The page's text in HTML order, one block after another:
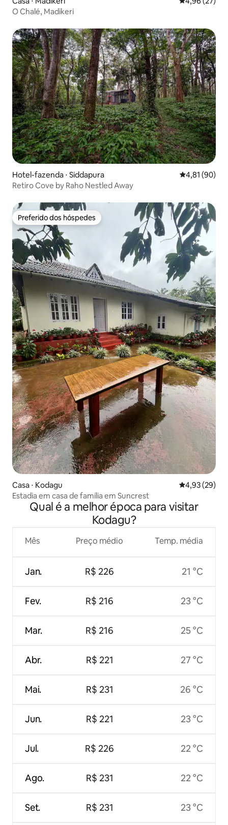
O Chalé, Madikeri
Hotel-fazenda ⋅ Siddapura 4,81 de uma
4,81 (90)
Retiro Cove by Raho Nestled Away
Preferido dos hóspedes
Preferido dos hóspedes
Casa ⋅ Kodagu 4,93 de uma
4,93 (29)
Estadia em casa de família em Suncrest
Qual é a melhor época para visitar
Kodagu?
Mês
Jan.
Fev.
Mar.
Abr.
Mai.
Jun.
Jul.
Ago.
Set.
Preço médio
R$ 226
R$ 216
R$ 216
R$ 221
R$ 231
R$ 221
R$ 226
R$ 231
R$ 231
Temp. média
21 °C
23 °C
25 °C
27 °C
26 °C
23 °C
22 °C
22 °C
23 °C